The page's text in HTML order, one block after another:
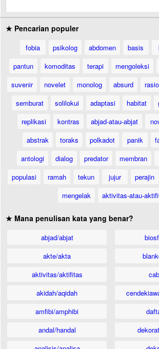
★ Pencarian populer
fobia psikolog abdomen basis
pantun
komoditas terapi mengoleksi
suvenir
novelet monolog absurd
semburat
solilokui adaptasi habitat
replikasi
kontras abjad-atau-abjat
abstrak
toraks polkadot panik
antologi
dialog predator membran
populasi
ramah tekun jujur perajin
mengelak
aktivitas-atau-
★ Mana penulisan kata yang benar?
abjad/abjat
akte/akta
aktivitas/aktifitas
akidah/aqidah
amfibi/amphibi
andal/handal